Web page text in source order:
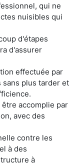
qui ne
nuisibles qui
d'étapes
d'assurer
effectuée par
plus tarder et
accomplie par
avec des
contre les
à des
à